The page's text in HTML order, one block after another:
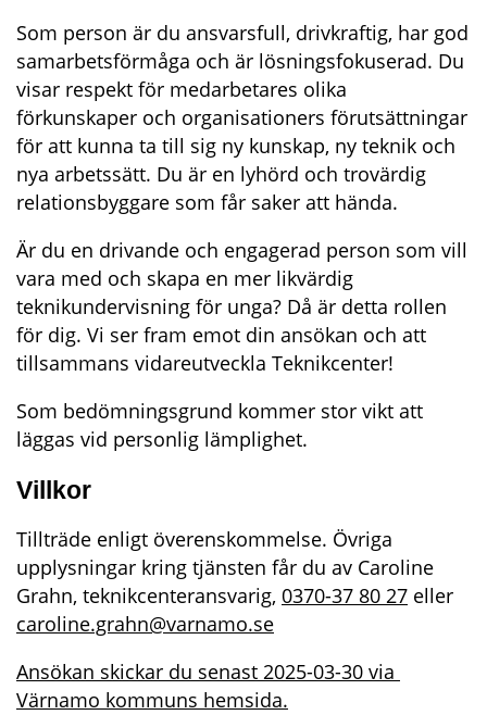
Som person är du ansvarsfull, drivkraftig, har god
samarbetsförmåga och är lösningsfokuserad. Du
visar respekt för medarbetares olika
förkunskaper och organisationers förutsättningar
för att kunna ta till sig ny kunskap, ny teknik och
nya arbetssätt. Du är en lyhörd och trovärdig
relationsbyggare som får saker att hända.
Är du en drivande och engagerad person som vill
vara med och skapa en mer likvärdig
teknikundervisning för unga? Då är detta rollen
för dig. Vi ser fram emot din ansökan och att
tillsammans vidareutveckla Teknikcenter!
Som bedömningsgrund kommer stor vikt att
läggas vid personlig lämplighet.
Villkor
Tillträde enligt överenskommelse. Övriga
upplysningar kring tjänsten får du av Caroline
Grahn, teknikcenteransvarig, 0370-37 80 27
caroline.grahn@varnamo.se
Ansökan skickar du senast 2025-03-30 via
Värnamo kommuns hemsida.